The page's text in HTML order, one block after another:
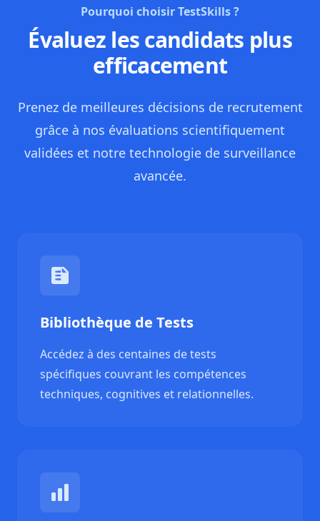
Pourquoi choisir TestSkills ?
Évaluez les candidats plus
efficacement
Prenez de meilleures décisions de recrutement
grâce à nos évaluations scientifiquement
validées et notre technologie de surveillance
avancée.
Bibliothèque de Tests
Accédez à des centaines de tests
spécifiques couvrant les compétences
techniques, cognitives et relationnelles.